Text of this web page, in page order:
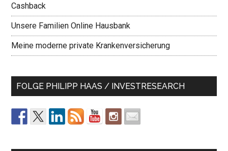
Cashback
Unsere Familien Online Hausbank
Meine moderne private Krankenversicherung
FOLGE PHILIPP HAAS / INVESTRESEARCH